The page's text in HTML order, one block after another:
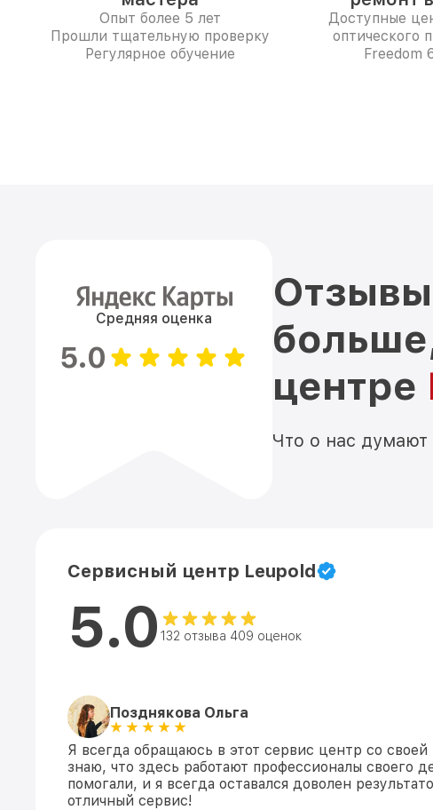
Опыт более 5 лет
Прошли тщательную проверку
Регулярное обучение
Доступные
оптического
Freedom
Средняя оценка
5.0
центре
Что о нас
Сервисный центр Leupold
5.0 132 отзыва 409 оценок
Позднякова Ольга
Я всегда обращаюсь в этот сервис центр со своей
знаю, что здесь работают профессионалы своего
помогали, и я всегда оставался доволен
отличный сервис!